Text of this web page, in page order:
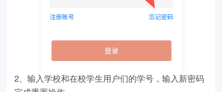
2、输入学校和在校学生用户们的学号，输入新密码